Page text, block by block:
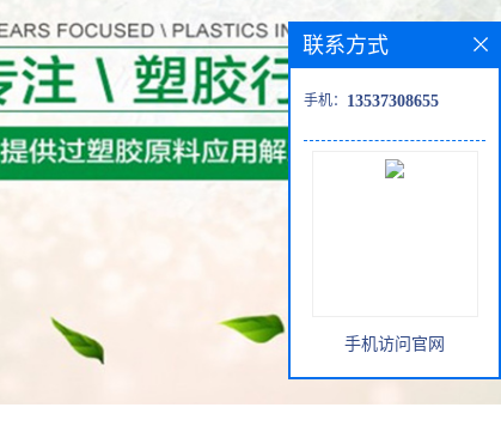
联系方式
手机： 13537308655
手机访问官网